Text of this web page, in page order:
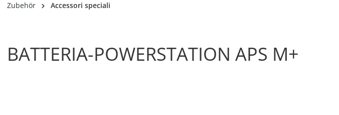
Zubehör Accessori speciali
BATTERIA-POWERSTATION APS M+